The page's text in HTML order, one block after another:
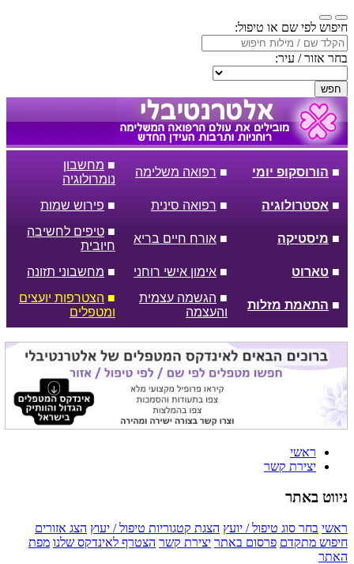
חיפוש לפי שם או טיפול:
בחר אזור / עיר:
חפש
■ הורוסקופ יומי ■ רפואה משלימה
■ מחשבון
נומרולוגיה
■ אסטרולוגיה ■ רפואה סינית ■ פירוש שמות
■ מיסטיקה ■ אורח חיים בריא
■ טיפים לחשיבה
חיובית
■ טארוט ■ אימון אישי רוחני ■ מחשבוני תזונה
■ התאמת מזלות
■ הגשמה עצמית
והעצמה
■ הצטרפות יועצים
ומטפלים
ראשי
יצירת קשר
ניווט באתר
ראשי בחר סוג טיפול / יועץ הצגת קטגוריות טיפול / יעוץ הצג אזורים
חיפוש מתקדם פרסום באתר יצירת קשר הצטרף לאינדקס שלנו מפת
האתר